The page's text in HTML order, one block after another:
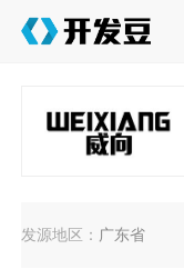
发源地区： 广东省